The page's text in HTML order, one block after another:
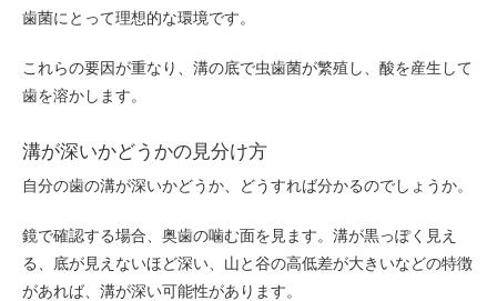
歯菌にとって理想的な環境です。
これらの要因が重なり、溝の底で虫歯菌が繁殖し、酸を産生して
歯を溶かします。
溝が深いかどうかの見分け方
自分の歯の溝が深いかどうか、どうすれば分かるのでしょうか。
鏡で確認する場合、奥歯の噛む面を見ます。溝が黒っぽく見え
る、底が見えないほど深い、山と谷の高低差が大きいなどの特徴
があれば、溝が深い可能性があります。